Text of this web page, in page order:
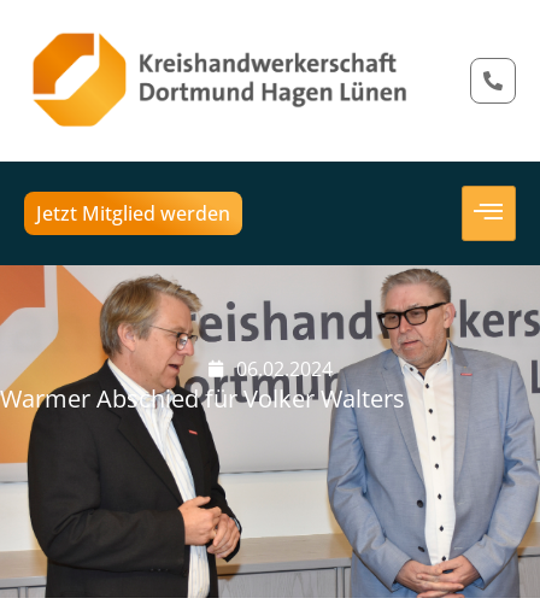
Jetzt Mitglied werden
06.02.2024
Warmer Abschied für Volker Walters